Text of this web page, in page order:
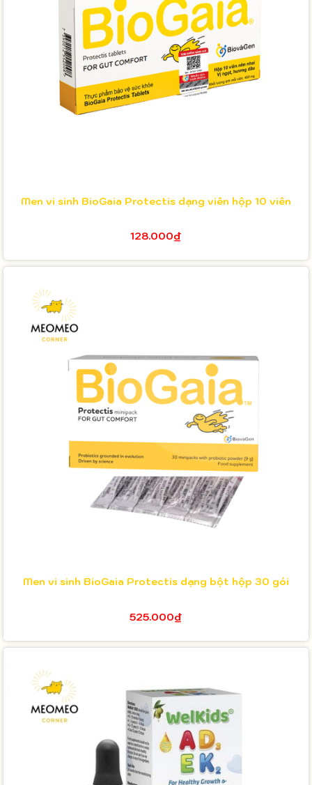
Men vi sinh BioGaia Protectis dạng viên hộp 10 viên
128.000₫
Men vi sinh BioGaia Protectis dạng bột hộp 30 gói
525.000₫